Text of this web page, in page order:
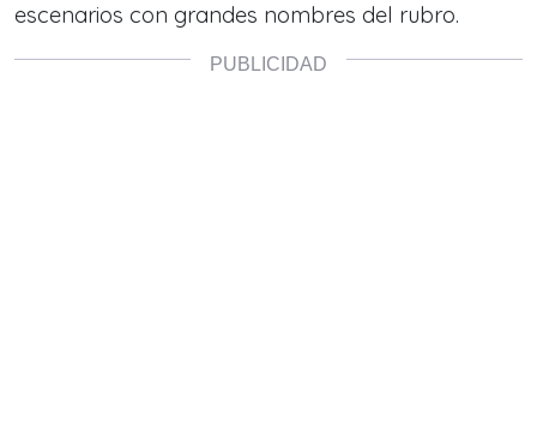
escenarios con grandes nombres del rubro.